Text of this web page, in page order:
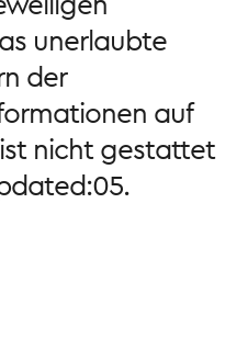
unerlaubte
der
auf
nicht gestattet